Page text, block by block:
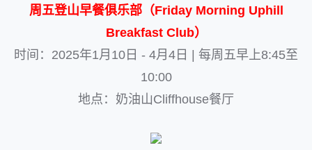
周五登山早餐俱乐部（Friday Morning Uphill
Breakfast Club）
时间：2025年1月10日 - 4月4日 | 每周五早上8:45至
10:00
地点：奶油山Cliffhouse餐厅